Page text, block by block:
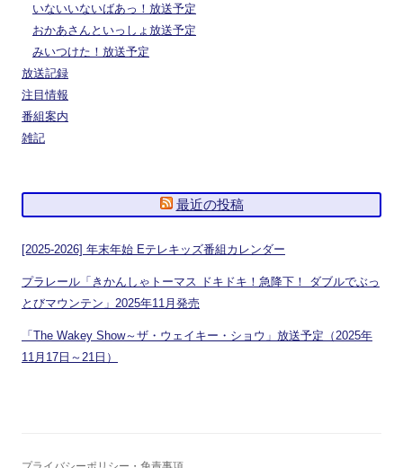
いないいないばあっ！放送予定
おかあさんといっしょ放送予定
みいつけた！放送予定
放送記録
注目情報
番組案内
雑記
最近の投稿
[2025-2026] 年末年始 Eテレキッズ番組カレンダー
プラレール「きかんしゃトーマス ドキドキ！急降下！ ダブルでぶっ
とびマウンテン」2025年11月発売
「The Wakey Show～ザ・ウェイキー・ショウ」放送予定（2025年
11月17日～21日）